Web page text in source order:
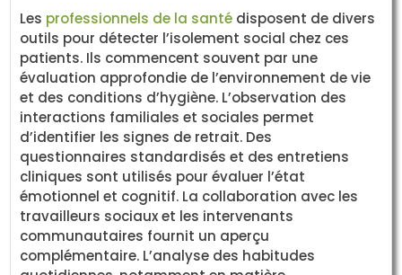
Les professionnels de la santé disposent de divers
outils pour détecter l’isolement social chez ces
patients. Ils commencent souvent par une
évaluation approfondie de l’environnement de vie
et des conditions d’hygiène. L’observation des
interactions familiales et sociales permet
d’identifier les signes de retrait. Des
questionnaires standardisés et des entretiens
cliniques sont utilisés pour évaluer l’état
émotionnel et cognitif. La collaboration avec les
travailleurs sociaux et les intervenants
communautaires fournit un aperçu
complémentaire. L’analyse des habitudes